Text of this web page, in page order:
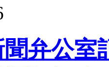
聞弁公